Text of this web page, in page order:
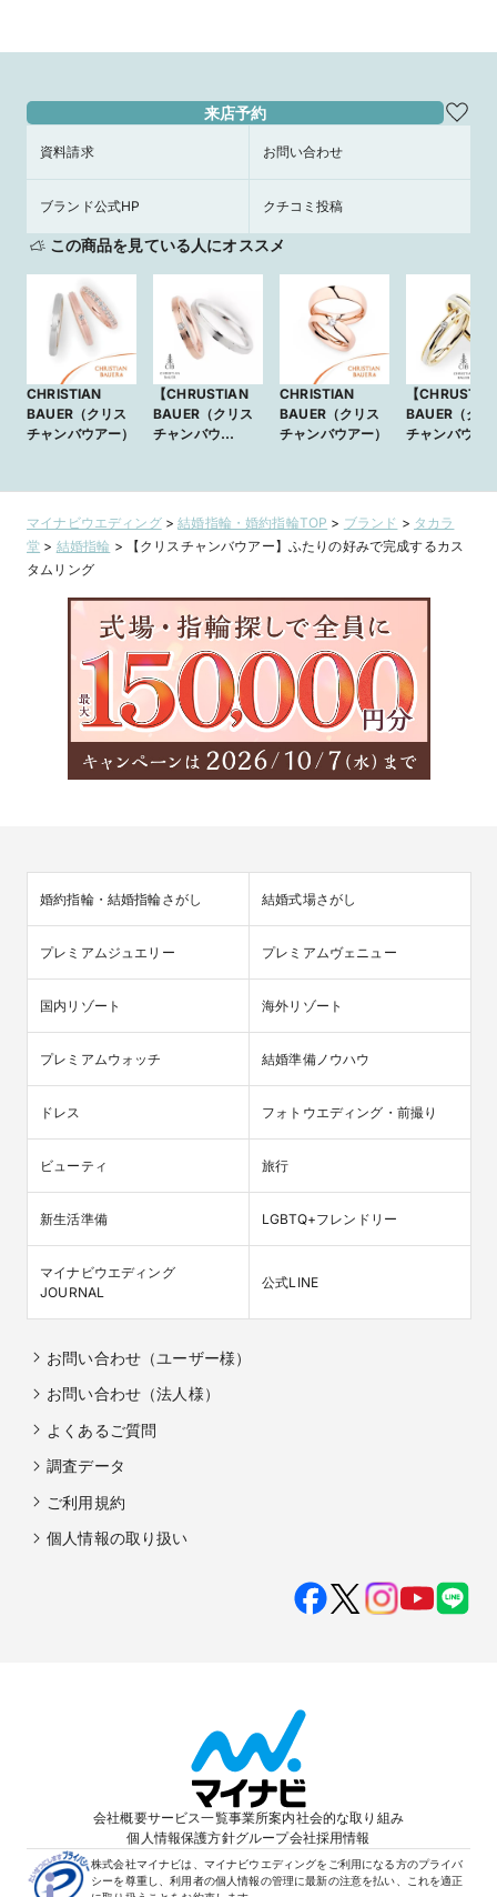
来店予約
資料請求 お問い合わせ
ブランド公式HP クチコミ投稿
この商品を見ている人にオススメ
CHRISTIAN
BAUER（クリス
チャンバウアー）
【CHRUSTIAN
BAUER（クリス
チャンバウ
364】ドイツ製の
どこまでも精緻な
作り込み＆極上の
クオリティ
CHRISTIAN
BAUER（クリス
チャンバウアー）
【
BAUER（クリ
チャンバウ
370】ドイツ
どこまでも精
作り込み＆極
クオリティ
マイナビウエディング>結婚指輪・婚約指輪TOP > ブランド > タカラ
堂 > 結婚指輪 >
【クリスチャンバウアー】ふたりの好みで完成するカス
タムリング
婚約指輪・結婚指輪さがし 結婚式場さがし
プレミアムジュエリー プレミアムヴェニュー
国内リゾート 海外リゾート
プレミアムウォッチ 結婚準備ノウハウ
ドレス フォトウエディング・前撮り
ビューティ 旅行
新生活準備 LGBTQ+フレンドリー
マイナビウエディング
JOURNAL
公式LINE
お問い合わせ（ユーザー様）
お問い合わせ（法人様）
よくあるご質問
調査データ
ご利用規約
個人情報の取り扱い
会社概要サービス一覧事業所案内社会的な取り組み
個人情報保護方針グループ会社採用情報
株式会社マイナビは、マイナビウエディングをご利用になる方のプライバ
シーを尊重し、利用者の個人情報の管理に最新の注意を払い、これを適正